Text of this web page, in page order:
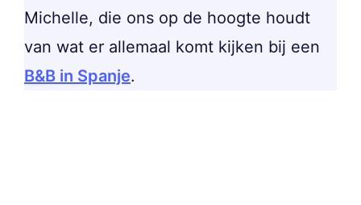
Michelle, die ons op de hoogte houdt
van wat er allemaal komt kijken bij een
B&B in Spanje.